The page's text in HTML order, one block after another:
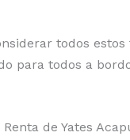
todos
para todos a
de Yates